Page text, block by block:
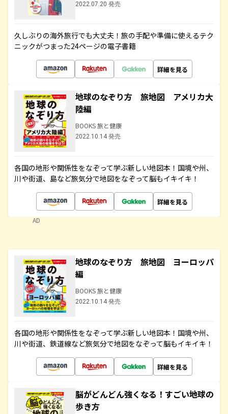
2022.07.20 発売
久しぶりの海外旅行でも大丈夫！旅の手配や準備に使えるテク
ニックがつまった24ページの電子書籍
詳細を見る
地球のなぞり方 旅地図 アメリカ大
陸編
BOOKS 旅と健康
2022.10.14 発売
各国の地形や関係性をなぞって学ぶ新しい地図本！国境や州、
川や街道、島など旅気分で地図をなぞって脳もイキイキ！
詳細を見る
AD
地球のなぞり方 旅地図 ヨーロッパ
編
BOOKS 旅と健康
2022.10.14 発売
各国の地形や関係性をなぞって学ぶ新しい地図本！国境や州、
川や街道、鉄道線など旅気分で地図をなぞって脳もイキイキ！
詳細を見る
脳がどんどん強くなる！すごい地球の
歩き方